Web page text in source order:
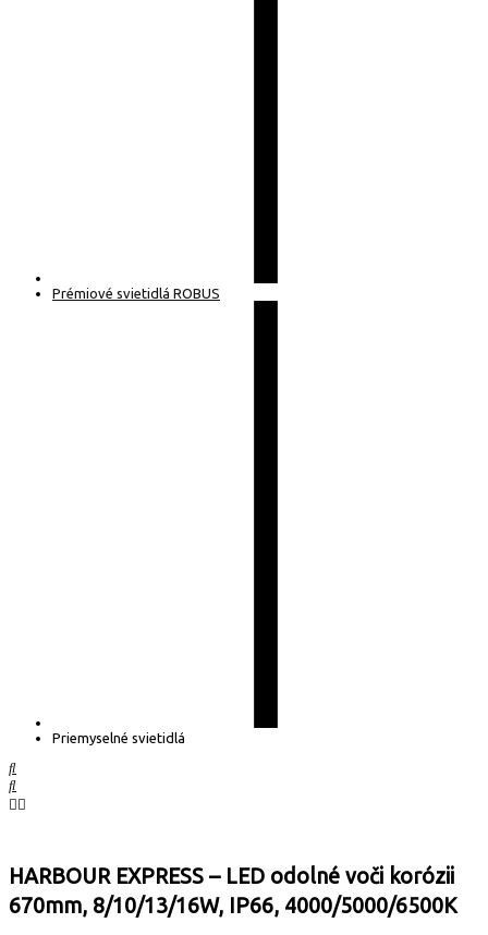
Prémiové svietidlá ROBUS
Priemyselné svietidlá
HARBOUR EXPRESS – LED odolné voči korózii
670mm, 8/10/13/16W, IP66, 4000/5000/6500K